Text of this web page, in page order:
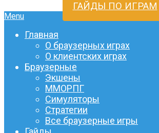
ГАЙДЫ ПО ИГРАМ
Menu
Главная
О браузерных играх
О клиентских играх
Браузерные
Экшены
ММОРПГ
Симуляторы
Стратегии
Все браузерные игры